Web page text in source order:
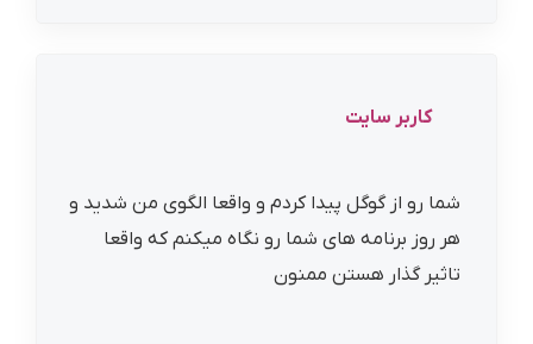
کاربر سایت
شما رو از گوگل پیدا کردم و واقعا الگوی من شدید و
هر روز برنامه های شما رو نگاه میکنم که واقعا
تاثیر گذار هستن ممنون